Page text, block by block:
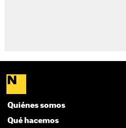
Quiénes somos
Qué hacemos